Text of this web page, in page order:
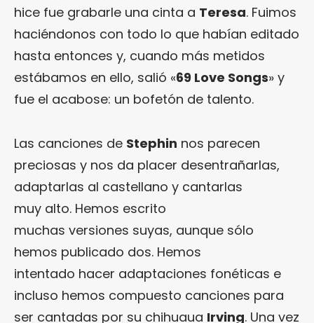
hice fue grabarle una cinta a Teresa. Fuimos
haciéndonos con todo lo que habían editado
hasta entonces y, cuando más metidos
estábamos en ello, salió «69 Love Songs» y
fue el acabose: un bofetón de talento.
Las canciones de Stephin nos parecen
preciosas y nos da placer desentrañarlas,
adaptarlas al castellano y cantarlas
muy alto. Hemos escrito
muchas versiones suyas, aunque sólo
hemos publicado dos. Hemos
intentado hacer adaptaciones fonéticas e
incluso hemos compuesto canciones para
ser cantadas por su chihuaua Irving. Una vez